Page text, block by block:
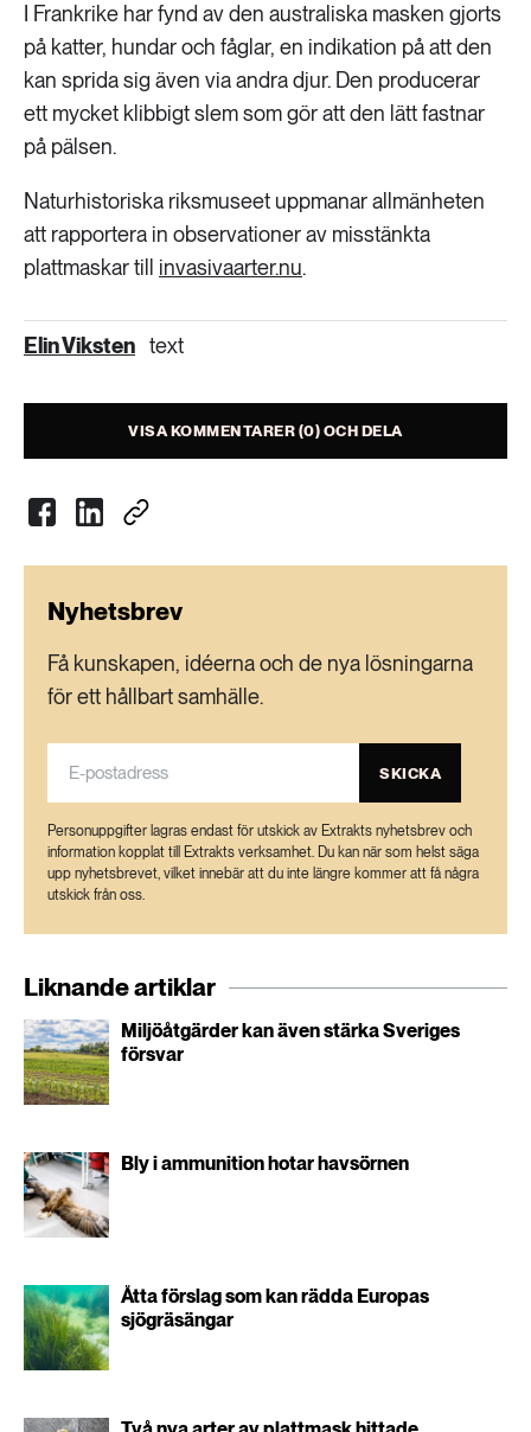
I Frankrike har fynd av den australiska masken gjorts
på katter, hundar och fåglar, en indikation på att den
kan sprida sig även via andra djur. Den producerar
ett mycket klibbigt slem som gör att den lätt fastnar
på pälsen.
Naturhistoriska riksmuseet uppmanar allmänheten
att rapportera in observationer av misstänkta
plattmaskar till invasivaarter.nu.
Elin Viksten text
VISA KOMMENTARER (0) OCH DELA
Nyhetsbrev
Få kunskapen, idéerna och de nya lösningarna
för ett hållbart samhälle.
SKICKA
Personuppgifter lagras endast för utskick av Extrakts nyhetsbrev och
information kopplat till Extrakts verksamhet. Du kan när som helst säga
upp nyhetsbrevet, vilket innebär att du inte längre kommer att få några
utskick från oss.
Liknande artiklar
Miljöåtgärder kan även stärka Sveriges
försvar
Bly i ammunition hotar havsörnen
Åtta förslag som kan rädda Europas
sjögräsängar